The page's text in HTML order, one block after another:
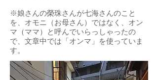
※娘さんの榮珠さんが七海さんのこと
を、オモニ（お母さん）ではなく、オン
マ（ママ）と呼んでいらっしゃったの
で、文章中では「オンマ」を使っていま
す。